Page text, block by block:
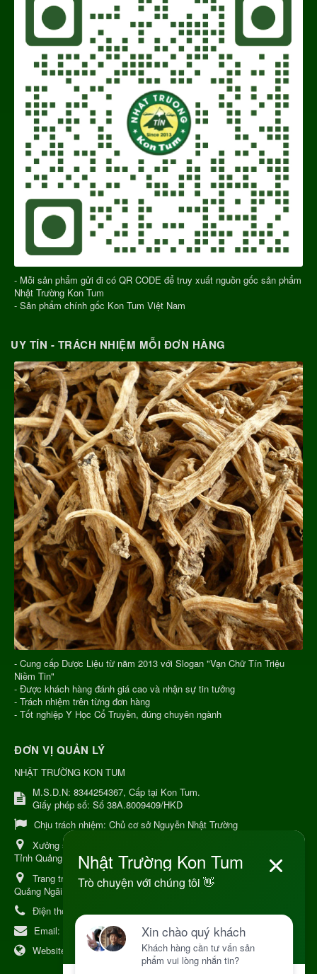
- Mỗi sản phẩm gửi đi có QR CODE để truy xuất nguồn gốc sản phẩm
Nhật Trường Kon Tum
- Sản phẩm chính gốc Kon Tum Việt Nam
UY TÍN - TRÁCH NHIỆM MỖI ĐƠN HÀNG
- Cung cấp Dược Liệu từ năm 2013 với Slogan "Vạn Chữ Tín Triệu
Niềm Tin"
- Được khách hàng đánh giá cao và nhận sự tin tưởng
- Trách nhiệm trên từng đơn hàng
- Tốt nghiệp Y Học Cổ Truyền, đúng chuyên ngành
ĐƠN VỊ QUẢN LÝ
NHẬT TRƯỜNG KON TUM
M.S.D.N: 8344254367, Cấp tại Kon Tum.
Giấy phép số: Số 38A.8009409/HKD
Chịu trách nhiệm: Chủ cơ sở Nguyễn Nhật Trường
Xưởng sản xuất:
Tỉnh Quảng Ngải
Trang trại Dược Liệu Hữu Cơ: Khu 37 Hộ Xã Măng Đen Tỉnh
Quảng Ngãi
Điện thoại:
Email:
kinhdoanh@nhattruongkontum.com
Website:
https://www.nhattruongkontum.com